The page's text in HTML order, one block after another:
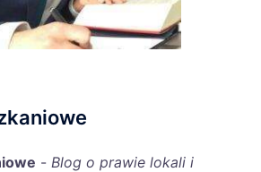
- Blog o prawie lokali i